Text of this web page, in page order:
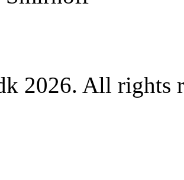
2026. All rights